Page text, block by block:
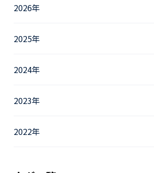
2026年
2025年
2024年
2023年
2022年